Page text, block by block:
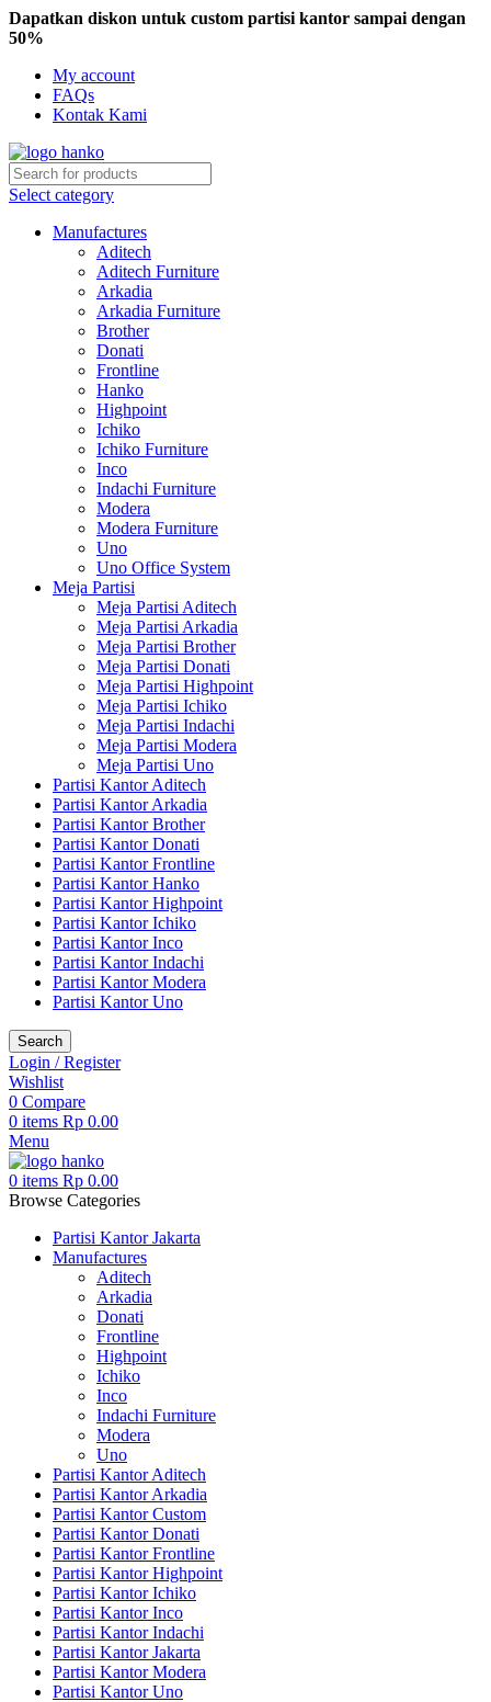
Dapatkan diskon untuk custom partisi kantor sampai dengan
50%
My account
FAQs
Kontak Kami
Select category
Manufactures
Aditech
Aditech Furniture
Arkadia
Arkadia Furniture
Brother
Donati
Frontline
Hanko
Highpoint
Ichiko
Ichiko Furniture
Inco
Indachi Furniture
Modera
Modera Furniture
Uno
Uno Office System
Meja Partisi
Meja Partisi Aditech
Meja Partisi Arkadia
Meja Partisi Brother
Meja Partisi Donati
Meja Partisi Highpoint
Meja Partisi Ichiko
Meja Partisi Indachi
Meja Partisi Modera
Meja Partisi Uno
Partisi Kantor Aditech
Partisi Kantor Arkadia
Partisi Kantor Brother
Partisi Kantor Donati
Partisi Kantor Frontline
Partisi Kantor Hanko
Partisi Kantor Highpoint
Partisi Kantor Ichiko
Partisi Kantor Inco
Partisi Kantor Indachi
Partisi Kantor Modera
Partisi Kantor Uno
Search
Login / Register
Wishlist
0 Compare
0 items Rp 0.00
Menu
0 items Rp 0.00
Browse Categories
Partisi Kantor Jakarta
Manufactures
Aditech
Arkadia
Donati
Frontline
Highpoint
Ichiko
Inco
Indachi Furniture
Modera
Uno
Partisi Kantor Aditech
Partisi Kantor Arkadia
Partisi Kantor Custom
Partisi Kantor Donati
Partisi Kantor Frontline
Partisi Kantor Highpoint
Partisi Kantor Ichiko
Partisi Kantor Inco
Partisi Kantor Indachi
Partisi Kantor Jakarta
Partisi Kantor Modera
Partisi Kantor Uno